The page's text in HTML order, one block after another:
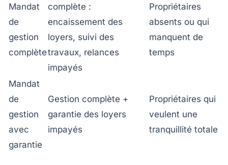
Mandat
de
gestion
complète
complète :
encaissement des
loyers, suivi des
travaux, relances
impayés
Propriétaires
absents ou qui
manquent de
temps
Mandat
de
gestion
avec
garantie
Gestion complète +
garantie des loyers
impayés
Propriétaires qui
veulent une
tranquillité totale